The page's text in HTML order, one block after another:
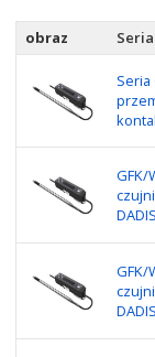
obraz Seria
Seria
GFK/
GFK/